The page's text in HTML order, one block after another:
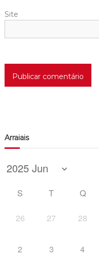
Site
Arraiais
S T Q
26 27 28
2 3 4